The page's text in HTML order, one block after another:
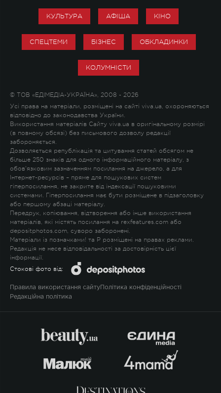
КУЛЬТУРА АФІША КІНО
СПЕЦТЕМИ БІЗНЕС ОБКЛАДИНКИ
КОЛУМНІСТИ
© ТОВ «ЕДІМЕДІА-УКРАЇНА», 2008 - 2026
Усі права на матеріали, розміщені на сайті viva.ua, охороняються
відповідно до законодавства України.
Використання матеріалів Сайту viva.ua в оригінальному розмірі
(в повному обсязі) без письмового дозволу редакції
забороняється.
Дозволяється републікація та цитування статей обсягом не
більше 250 знаків для одного інформаційного матеріалу, з
обов'язковим зазначенням посилання на джерело, а для
Інтернет-ресурсів – пряме для пошукових систем
гіперпосилання, не закрите від індексації пошуковими
системами. Гіперпосилання має бути розміщене в підзаголовку
або першому абзаці матеріалу.
Передрук, копіювання, відтворення або інше використання
матеріалів, які містять посилання на rexfeatures.com або
depositphotos.com, суворо заборонені.
Матеріали із позначками! та P розміщені на правах реклами.
Редакція не несе відповідальності за достовірність цієї
інформації.
Стокові фото від:
Правила використання сайту Політика конфіденційності
Редакційна політика